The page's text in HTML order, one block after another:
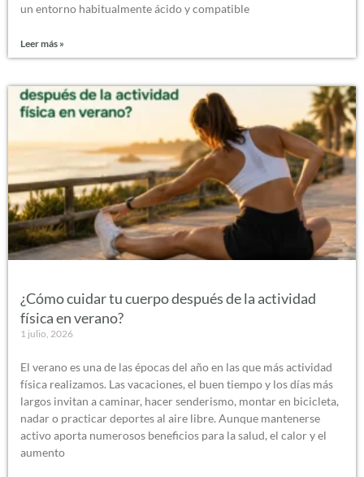
un entorno habitualmente ácido y compatible
Leer más »
¿Cómo cuidar tu cuerpo después de la actividad
física en verano?
1 julio, 2026
El verano es una de las épocas del año en las que más actividad
física realizamos. Las vacaciones, el buen tiempo y los días más
largos invitan a caminar, hacer senderismo, montar en bicicleta,
nadar o practicar deportes al aire libre. Aunque mantenerse
activo aporta numerosos beneficios para la salud, el calor y el
aumento